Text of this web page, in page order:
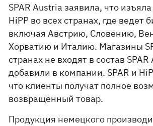
SPAR Austria заявила, что
HiPP во всех странах, где ведет
включая Австрию, Словению,
Хорватию и Италию. Магазины
странах не входят в состав
добавили в компании. SPAR и
что клиенты получат полное
возвращенный товар.
Продукция немецкого